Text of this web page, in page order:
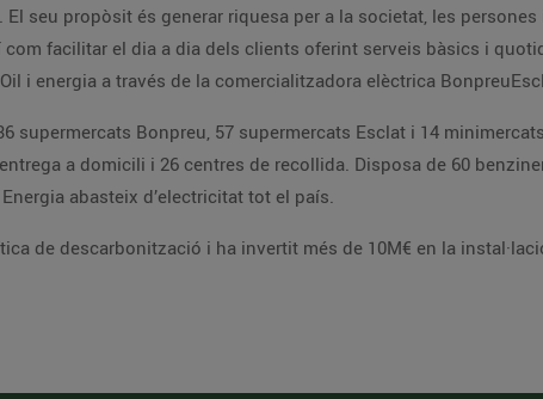
seu propòsit és generar riquesa per a la societat, les
facilitar el dia a dia dels clients oferint serveis bàsics i
i energia a través de la comercialitzadora elèctrica
supermercats Bonpreu, 57 supermercats Esclat i 14
a domicili i 26 centres de recollida. Disposa de 60
abasteix d’electricitat tot el país.
de descarbonització i ha invertit més de 10M€ en la